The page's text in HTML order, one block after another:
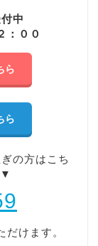
中
：００
ら
ら
の方はこち
けます。